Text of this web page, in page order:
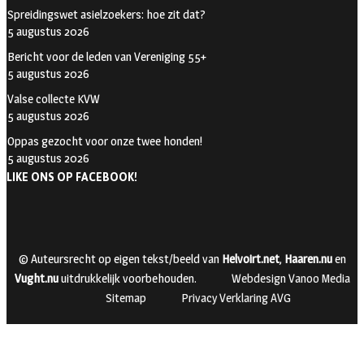
Spreidingswet asielzoekers: hoe zit dat?
5 augustus 2026
Bericht voor de leden van Vereniging 55+
5 augustus 2026
Valse collecte KVW
5 augustus 2026
Oppas gezocht voor onze twee honden!
5 augustus 2026
LIKE ONS OP FACEBOOK!
© Auteursrecht op eigen tekst/beeld van Helvoirt.net, Haaren.nuen
Vught.nuuitdrukkelijk voorbehouden.
Webdesign Vanoo Media
Sitemap
Privacy Verklaring AVG